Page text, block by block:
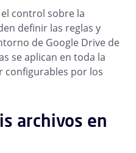
control sobre la
definir las reglas y
de Google Drive de
se aplican en toda la
configurables por los
archivos en